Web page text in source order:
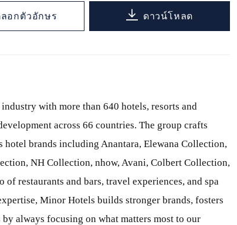
อกตัวอักษร ดาวน์โหลด
with more than 640 hotels, resorts and
across 66 countries. The group crafts
brands including Anantara, Elewana Collection,
NH Collection, nhow, Avani, Colbert Collection,
restaurants and bars, travel experiences, and spa
Minor Hotels builds stronger brands, fosters
always focusing on what matters most to our